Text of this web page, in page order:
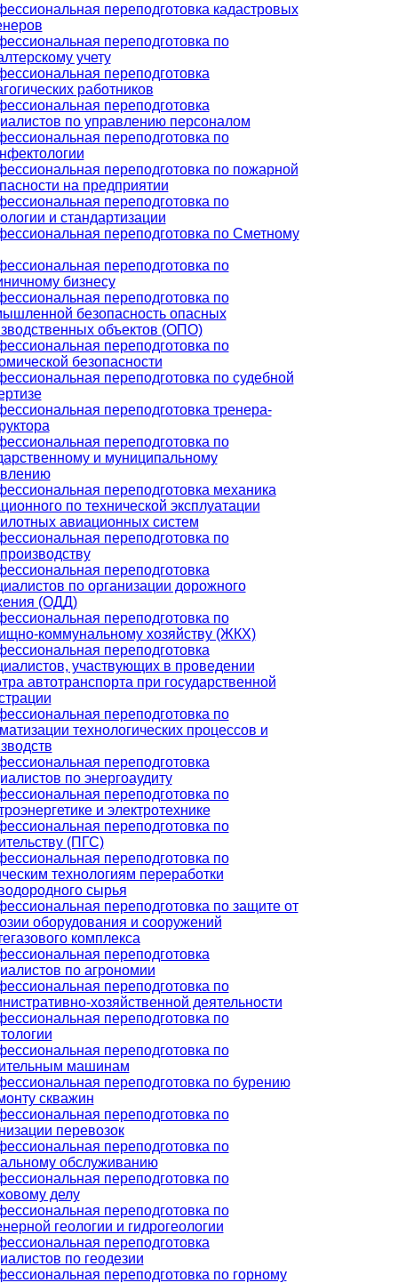
переподготовка кадастровых
переподготовка по
учету
переподготовка
работников
переподготовка
по управлению персоналом
переподготовка по
переподготовка по пожарной
на предприятии
переподготовка по
и стандартизации
переподготовка по Сметному
переподготовка по
бизнесу
переподготовка по
безопасность опасных
объектов (ОПО)
переподготовка по
безопасности
переподготовка по судебной
переподготовка тренера-
переподготовка по
и муниципальному
переподготовка механика
по технической эксплуатации
авиационных систем
переподготовка по
переподготовка
по организации дорожного
(ОДД)
переподготовка по
коммунальному хозяйству (ЖКХ)
переподготовка
участвующих в проведении
автотранспорта при государственной
переподготовка по
технологических процессов и
переподготовка
по энергоаудиту
переподготовка по
и электротехнике
переподготовка по
(ПГС)
переподготовка по
технологиям переработки
сырья
переподготовка по защите от
оборудования и сооружений
комплекса
переподготовка
по агрономии
переподготовка по
хозяйственной деятельности
переподготовка по
переподготовка по
машинам
переподготовка по бурению
скважин
переподготовка по
перевозок
переподготовка по
обслуживанию
переподготовка по
делу
переподготовка по
геологии и гидрогеологии
переподготовка
по геодезии
переподготовка по горному